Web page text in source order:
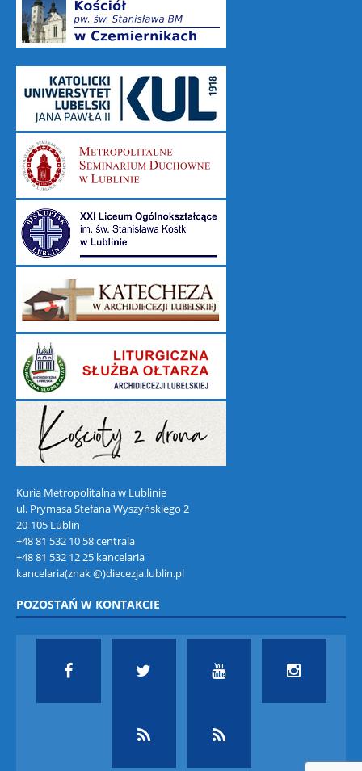
Kuria Metropolitalna w Lublinie
ul. Prymasa Stefana Wyszyńskiego 2
20-105 Lublin
+48 81 532 10 58 centrala
+48 81 532 12 25 kancelaria
kancelaria(znak @)diecezja.lublin.pl
POZOSTAŃ W KONTAKCIE